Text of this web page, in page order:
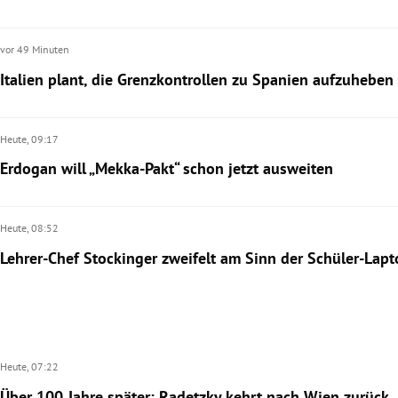
Untermenü
Untermenü
Untermenü
vor 49 Minuten
Italien plant, die Grenzkontrollen zu Spanien aufzuheben
Heute, 09:17
Erdogan will „Mekka-Pakt“ schon jetzt ausweiten
Heute, 08:52
Lehrer-Chef Stockinger zweifelt am Sinn der Schüler-
Heute, 07:22